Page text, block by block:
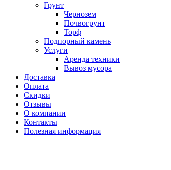
Грунт
Чернозем
Почвогрунт
Торф
Подпорный камень
Услуги
Аренда техники
Вывоз мусора
Доставка
Оплата
Скидки
Отзывы
О компании
Контакты
Полезная информация